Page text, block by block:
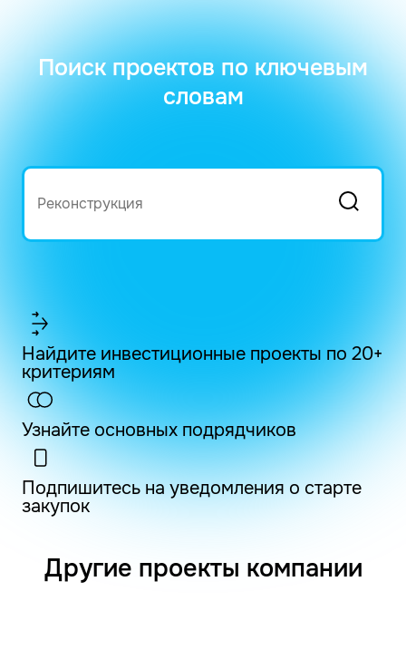
Поиск проектов по ключевым
словам
Найдите инвестиционные проекты по 20+
критериям
Узнайте основных подрядчиков
Подпишитесь на уведомления о старте
закупок
Другие проекты компании